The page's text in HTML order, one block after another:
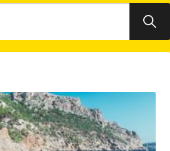
auf Mallorca